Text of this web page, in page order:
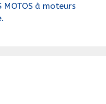
MOTOS à moteurs